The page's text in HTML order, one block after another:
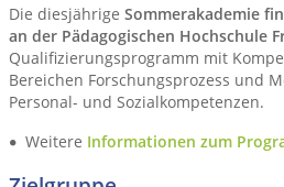
Die diesjährige Sommerakademie
an der Pädagogischen Hochschule
Qualifizierungsprogramm mit
Bereichen Forschungsprozess und
Personal- und Sozialkompetenzen.
Weitere Informationen zum